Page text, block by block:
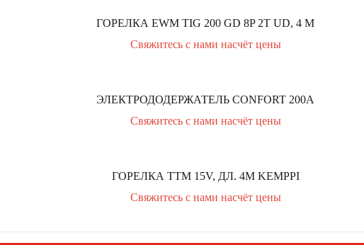
ГОРЕЛКА EWM TIG 200 GD 8P 2T UD, 4 М
Свяжитесь с нами насчёт цены
ЭЛЕКТРОДОДЕРЖАТЕЛЬ CONFORT 200A
Свяжитесь с нами насчёт цены
ГОРЕЛКА ТТМ 15V, ДЛ. 4М KEMPPI
Свяжитесь с нами насчёт цены